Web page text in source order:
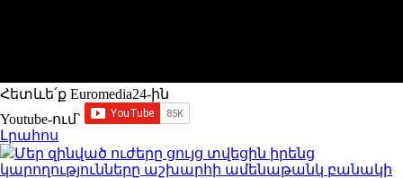
Հետևե՛ք Euromedia24-ին
Youtube-ում`
Լրահոս
Մեր զինված ուժերը ցույց տվեցին իրենց
կարողությունները աշխարհի ամենաթանկ բանակի